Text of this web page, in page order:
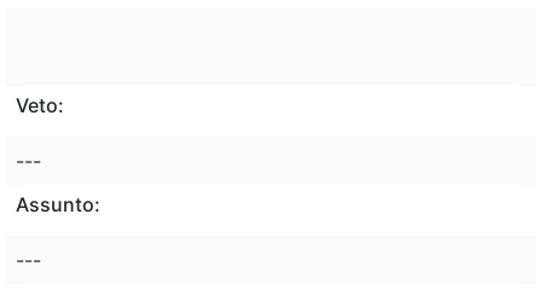
Veto:
---
Assunto:
---